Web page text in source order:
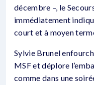
décembre –, le
immédiatement
court et à moyen
Sylvie Brunel
MSF et déplore
comme dans une